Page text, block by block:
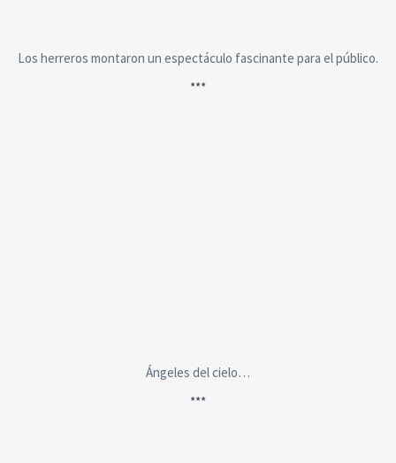
Los herreros montaron un espectáculo fascinante para el público.
***
Ángeles del cielo…
***